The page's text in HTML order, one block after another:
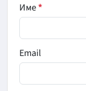
Име*
Email